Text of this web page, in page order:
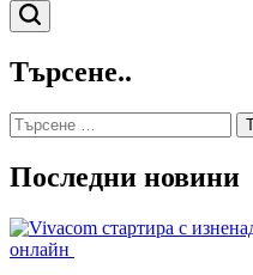
Търсене
Търсене..
Търсене
за:
Последни новини